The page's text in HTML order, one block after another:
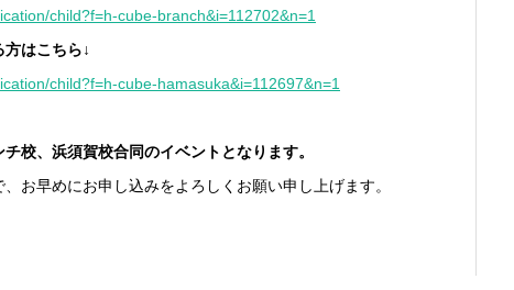
child?f=h-cube-branch&i=112702&n=1
方はこちら↓
child?f=h-cube-hamasuka&i=112697&n=1
校、浜須賀校合同のイベントとなります。
お早めにお申し込みをよろしくお願い申し上げます。